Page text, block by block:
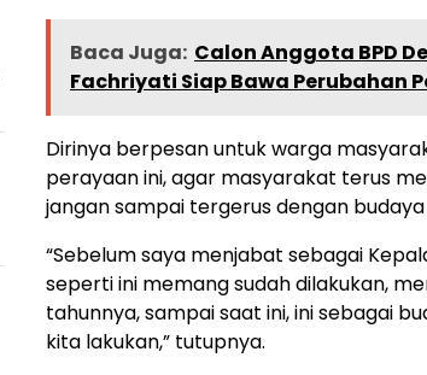
Baca Juga: Calon Anggota BPD
Fachriyati Siap Bawa Perubahan
Dirinya berpesan untuk warga
perayaan ini, agar masyarakat terus
jangan sampai tergerus dengan
“Sebelum saya menjabat sebagai
seperti ini memang sudah dilakukan,
tahunnya, sampai saat ini, ini sebagai
kita lakukan,” tutupnya.